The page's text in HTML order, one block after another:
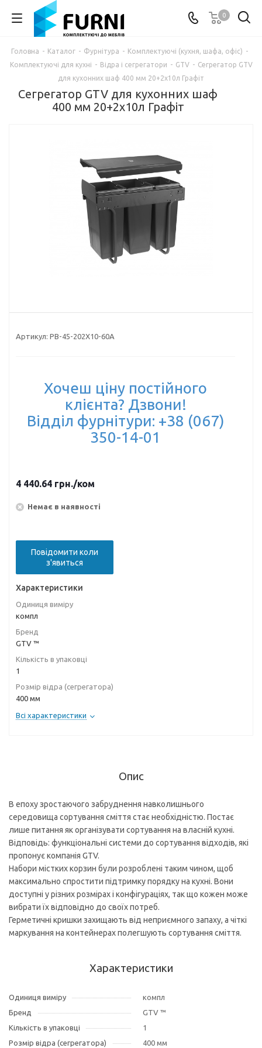
0
Головна - Каталог - Фурнітура - Комплектуючі (кухня, шафа, офіс) -
Комплектуючі для кухні - Відра і сегрегатори - GTV - Сегрегатор GTV
для кухонних шаф 400 мм 20+2х10л Графіт
Сегрегатор GTV для кухонних шаф
400 мм 20+2х10л Графіт
Артикул: PB-45-202X10-60A
Хочеш ціну постійного
клієнта? Дзвони!
Відділ фурнітури: +38 (067)
350-14-01
4 440.64 грн./ком
Немає в наявності
Повідомити коли
з'явиться
Характеристики
Одиниця виміру
компл
Бренд
GTV ™
Кількість в упаковці
1
Розмір відра (сегрегатора)
400 мм
Всі характеристики
Опис
В епоху зростаючого забруднення навколишнього
середовища сортування сміття стає необхідністю. Постає
лише питання як організувати сортування на власній кухні.
Відповідь: функціональні системи до сортування відходів, які
пропонує компанія GTV.
Набори містких корзин були розроблені таким чином, щоб
максимально спростити підтримку порядку на кухні. Вони
доступні у різних розмірах і конфігураціях, так що кожен може
вибрати їх відповідно до своїх потреб.
Герметичні кришки захищають від неприємного запаху, а чіткі
маркування на контейнерах полегшують сортування сміття.
Характеристики
Одиниця виміру
компл
Бренд
GTV ™
Кількість в упаковці
1
Розмір відра (сегрегатора)
400 мм